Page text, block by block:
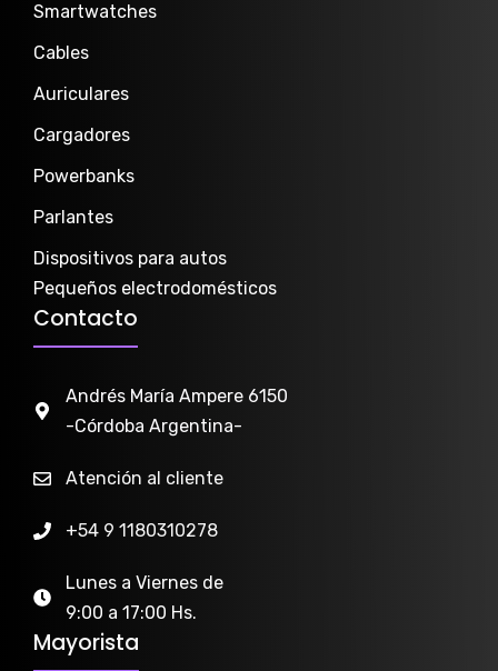
Smartwatches
Cables
Auriculares
Cargadores
Powerbanks
Parlantes
Dispositivos para autos
Pequeños electrodomésticos
Contacto
Andrés María Ampere 6150
-Córdoba Argentina-
Atención al cliente
+54 9 1180310278
Lunes a Viernes de
9:00 a 17:00 Hs.
Mayorista